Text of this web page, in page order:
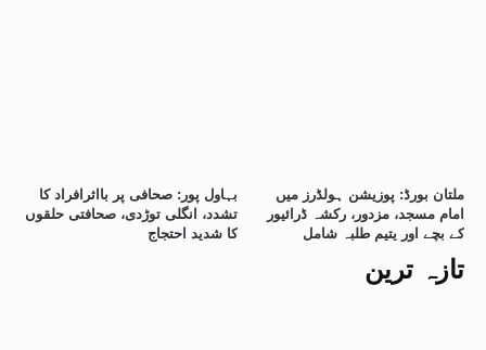
تازہ ترین
بہاول پور: صحافی پر بااثرافراد کا
تشدد، انگلی توڑدی، صحافتی حلقوں
کا شدید احتجاج
ملتان بورڈ: پوزیشن ہولڈرز میں
امام مسجد، مزدور، رکشہ ڈرائیور
کے بچے اور یتیم طلبہ شامل